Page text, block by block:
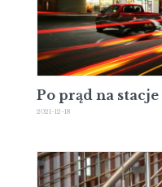
Po prąd na stacje
2021-12-18